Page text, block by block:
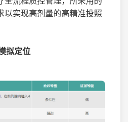
以实现高剂量的高精准投照
拟定位